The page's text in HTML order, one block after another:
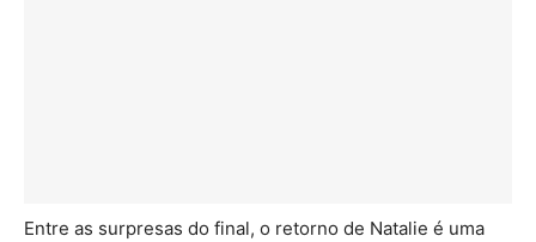
Entre as surpresas do final, o retorno de Natalie é uma